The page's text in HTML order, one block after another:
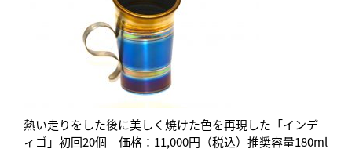
熱い走りをした後に美しく焼けた色を再現した「インデ
ィゴ」初回20個 価格：11,000円（税込）推奨容量180ml